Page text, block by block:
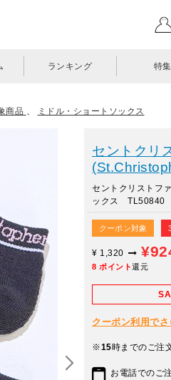
ランキング 特集
商品 、 ミドル・ショートソックス
セントクリ
セントクリストフ
ックス TL50840
クーポン対象
¥ 1,320
8 ポイント還元
クーポン利用で
※15時までのご注
お電話でのご